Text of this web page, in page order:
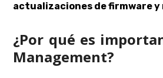
actualizaciones de firmware y
¿Por qué es
Management?